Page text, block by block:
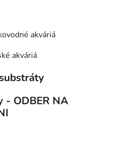
akváriá
akváriá
- ODBER NA